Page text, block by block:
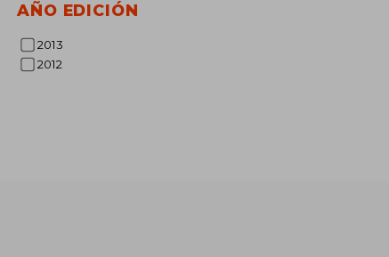
AÑO EDICIÓN
2013
2012